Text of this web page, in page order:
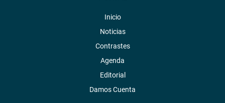
Inicio
Noticias
Contrastes
Agenda
Editorial
Damos Cuenta